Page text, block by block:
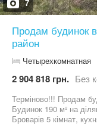
7
Продам будинок
район
Четырехкомнатная
2 904 818 грн. Без
Терміново!!! Продам
Будинок 190 м² на
Броварів 5 кімнат,